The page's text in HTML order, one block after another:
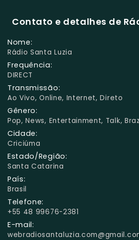
Contato e detalhes de
Nome:
Rádio Santa Luzia
Frequência:
DIRECT
Transmissão:
Ao Vivo, Online, Internet, Direto
Gênero:
Pop, News, Entertainment, Talk,
Cidade:
Criciúma
Estado/Região:
Santa Catarina
País:
Brasil
Telefone:
+55 48 99676-2381
E-mail: